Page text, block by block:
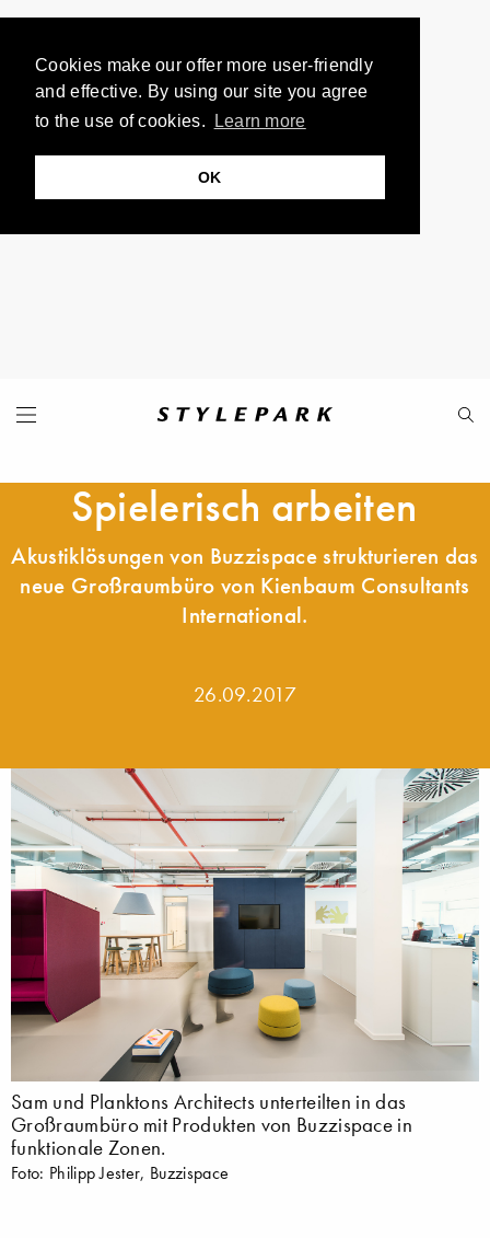
Cookies make our offer more user-friendly
and effective. By using our site you agree
to the use of cookies.
Learn more
OK
Spielerisch arbeiten
Akustiklösungen von Buzzispace strukturieren das
neue Großraumbüro von Kienbaum Consultants
International.
26.09.2017
Sam und Planktons Architects unterteilten in das
Großraumbüro mit Produkten von Buzzispace in
funktionale Zonen.
Foto: Philipp Jester, Buzzispace